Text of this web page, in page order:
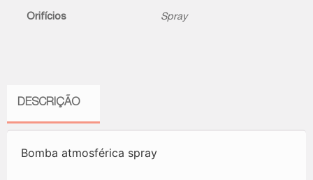
Orifícios Spray
DESCRIÇÃO
Bomba atmosférica spray